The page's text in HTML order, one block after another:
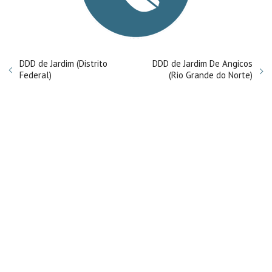
DDD de Jardim (Distrito
Federal)
DDD de Jardim De Angicos
(Rio Grande do Norte)